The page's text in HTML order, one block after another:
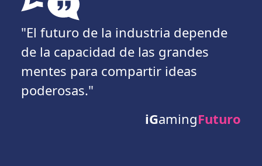
"El futuro de la industria depende
de la capacidad de las grandes
mentes para compartir ideas
poderosas."
iGamingFuturo